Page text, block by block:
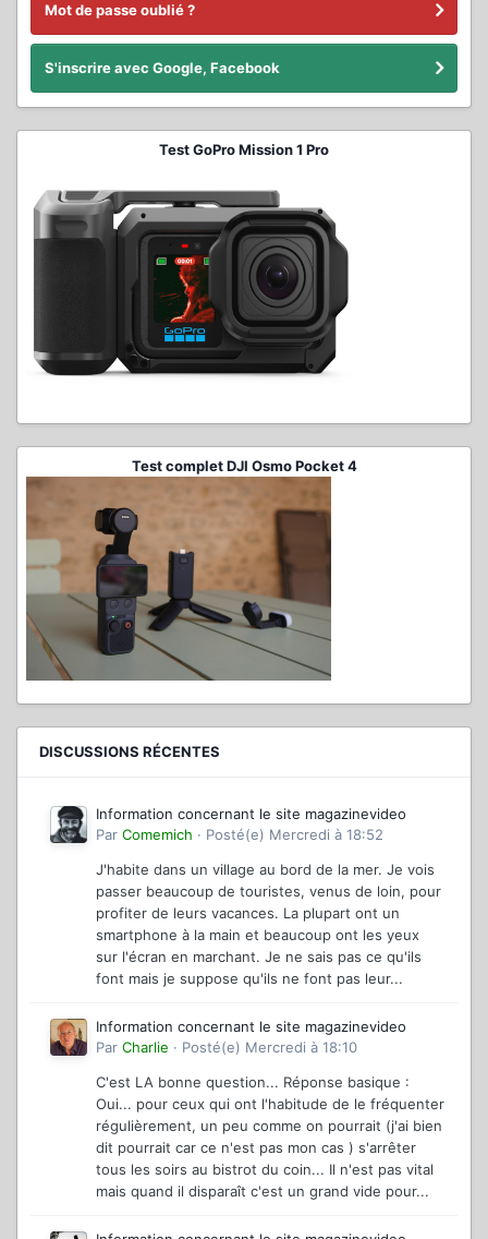
Mot de passe oublié ?
S'inscrire avec Google, Facebook
Test GoPro Mission 1 Pro
Test complet DJI Osmo Pocket 4
DISCUSSIONS RÉCENTES
Information concernant le site magazinevideo
Par Comemich · Posté(e) Mercredi à 18:52
J'habite dans un village au bord de la mer. Je vois
passer beaucoup de touristes, venus de loin, pour
profiter de leurs vacances. La plupart ont un
smartphone à la main et beaucoup ont les yeux
sur l'écran en marchant. Je ne sais pas ce qu'ils
font mais je suppose qu'ils ne font pas leur...
Information concernant le site magazinevideo
Par Charlie · Posté(e) Mercredi à 18:10
C'est LA bonne question... Réponse basique :
Oui... pour ceux qui ont l'habitude de le fréquenter
régulièrement, un peu comme on pourrait (j'ai bien
dit pourrait car ce n'est pas mon cas ) s'arrêter
tous les soirs au bistrot du coin... Il n'est pas vital
mais quand il disparaît c'est un grand vide pour...